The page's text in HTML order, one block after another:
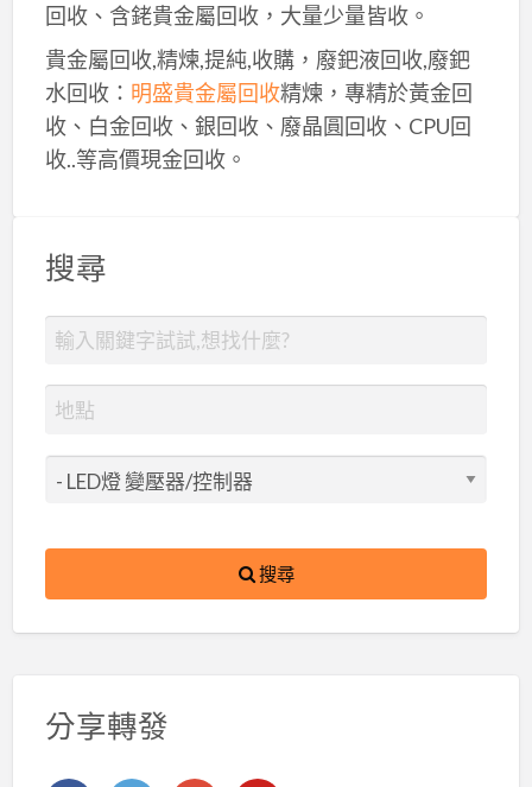
回收、含銠貴金屬回收，大量少量皆收。
貴金屬回收,精煉,提純,收購，廢鈀液回收,廢鈀
水回收： 明盛貴金屬回收精煉，專精於黃金回
收、白金回收、銀回收、廢晶圓回收、CPU回
收..等高價現金回收。
搜尋
搜尋
分享轉發